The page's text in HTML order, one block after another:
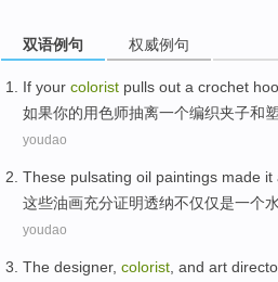
双语例句 权威例句
If your colorist pulls out a crochet
如果你的用色师抽离一个编织夹子和
youdao
These pulsating oil paintings made it
这些油画充分证明透纳不仅仅是一个
youdao
The designer, colorist , and art